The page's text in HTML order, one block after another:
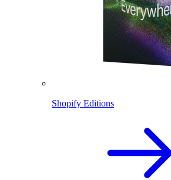
Shopify Editions